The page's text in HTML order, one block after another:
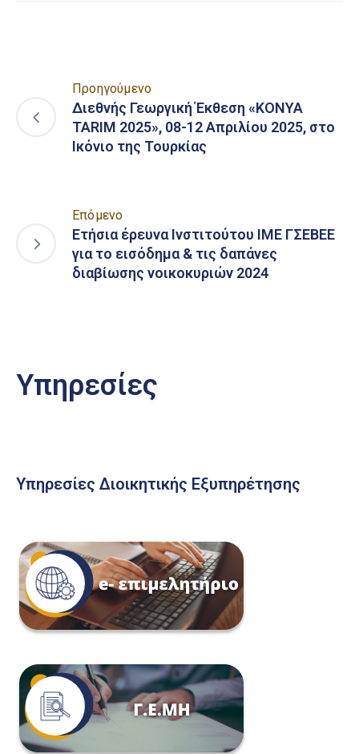
Προηγούμενο
Διεθνής Γεωργική Έκθεση «KONYA
TARIM 2025», 08-12 Απριλίου 2025, στο
Ικόνιο της Τουρκίας
Επόμενο
Ετήσια έρευνα Ινστιτούτου ΙΜΕ ΓΣΕΒΕΕ
για το εισόδημα & τις δαπάνες
διαβίωσης νοικοκυριών 2024
Υπηρεσίες
Υπηρεσίες Διοικητικής Εξυπηρέτησης